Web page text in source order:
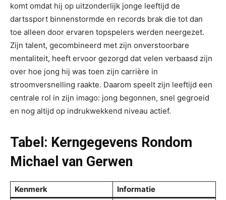
komt omdat hij op uitzonderlijk jonge leeftijd de
dartssport binnenstormde en records brak die tot dan
toe alleen door ervaren topspelers werden neergezet.
Zijn talent, gecombineerd met zijn onverstoorbare
mentaliteit, heeft ervoor gezorgd dat velen verbaasd zijn
over hoe jong hij was toen zijn carrière in
stroomversnelling raakte. Daarom speelt zijn leeftijd een
centrale rol in zijn imago: jong begonnen, snel gegroeid
en nog altijd op indrukwekkend niveau actief.
Tabel: Kerngegevens Rondom
Michael van Gerwen
Kenmerk
Informatie